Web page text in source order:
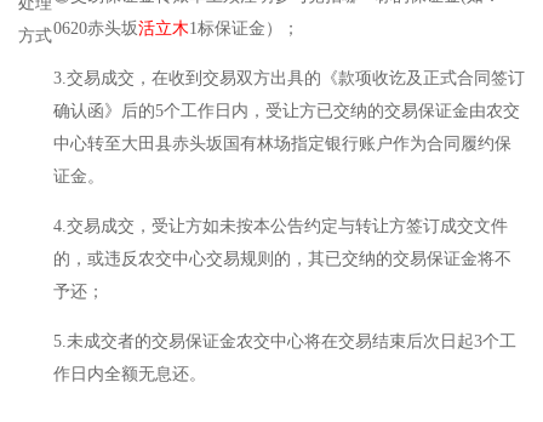
方式0620赤头坂活立木1标保证金）；
3.交易成交，在收到交易双方出具的《款项收讫及正式合同签订
确认函》后的5个工作日内，受让方已交纳的交易保证金由农交
中心转至大田县赤头坂国有林场指定银行账户作为合同履约保
证金。
4.交易成交，受让方如未按本公告约定与转让方签订成交文件
的，或违反农交中心交易规则的，其已交纳的交易保证金将不
予还；
5.未成交者的交易保证金农交中心将在交易结束后次日起3个工
作日内全额无息还。